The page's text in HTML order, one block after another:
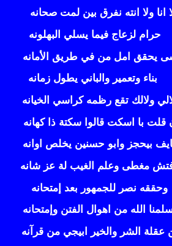
انا ولا انته نفرق بين لمت صحانه
حرام لزعاج فيما يسلي البهلونه
امل من في طريق الأمانه
بناء وتعمير والباني يطول زمانه
ولالك تقع رظمه كراسي الخيانه
با اسكت قالوا سكتة ذا كهانه
بيحجز وابو حسنين يخلص اوانه
مغطى وعلم الغيب لة عز شانه
وحققه نصر للجمهور بعد إمتحانه
الله من اهوال الفتن وإمتحانه
عقلة الشر والخير ابيجي من قرآنه